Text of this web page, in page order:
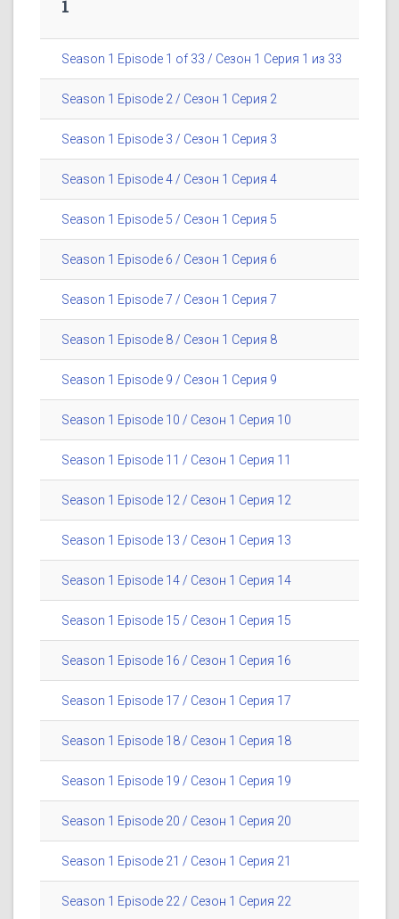
1
Season 1 Episode 1 of 33 / Сезон 1 Серия 1 из 33
Season 1 Episode 2 / Сезон 1 Серия 2
Season 1 Episode 3 / Сезон 1 Серия 3
Season 1 Episode 4 / Сезон 1 Серия 4
Season 1 Episode 5 / Сезон 1 Серия 5
Season 1 Episode 6 / Сезон 1 Серия 6
Season 1 Episode 7 / Сезон 1 Серия 7
Season 1 Episode 8 / Сезон 1 Серия 8
Season 1 Episode 9 / Сезон 1 Серия 9
Season 1 Episode 10 / Сезон 1 Серия 10
Season 1 Episode 11 / Сезон 1 Серия 11
Season 1 Episode 12 / Сезон 1 Серия 12
Season 1 Episode 13 / Сезон 1 Серия 13
Season 1 Episode 14 / Сезон 1 Серия 14
Season 1 Episode 15 / Сезон 1 Серия 15
Season 1 Episode 16 / Сезон 1 Серия 16
Season 1 Episode 17 / Сезон 1 Серия 17
Season 1 Episode 18 / Сезон 1 Серия 18
Season 1 Episode 19 / Сезон 1 Серия 19
Season 1 Episode 20 / Сезон 1 Серия 20
Season 1 Episode 21 / Сезон 1 Серия 21
Season 1 Episode 22 / Сезон 1 Серия 22